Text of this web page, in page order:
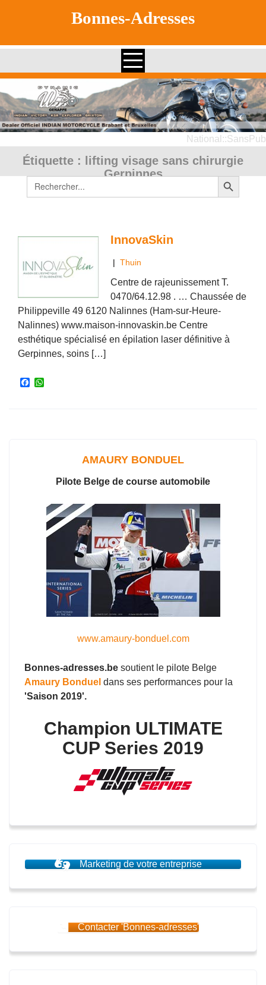
Bonnes-Adresses
National::SansPub
Étiquette :
lifting visage sans chirurgie
Gerpinnes
Search
for:
Search Button
InnovaSkin
| Thuin
Centre de rajeunissement T.
0470/64.12.98 . … Chaussée de
Philippeville 49 6120 Nalinnes (Ham-sur-Heure-
Nalinnes) www.maison-innovaskin.be Centre
esthétique spécialisé en épilation laser définitive à
Gerpinnes, soins […]
F
AMAURY BONDUEL
Pilote Belge de course automobile
www.amaury-bonduel.com
Bonnes-adresses.be soutient le pilote Belge
Amaury Bonduel dans ses performances pour la
'Saison 2019'.
Champion ULTIMATE
CUP Series 2019
Marketing de votre entreprise
Contacter 'Bonnes-adresses'